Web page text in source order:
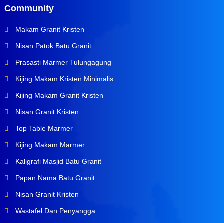
Community
Makam Granit Kristen
Nisan Patok Batu Granit
Prasasti Marmer Tulungagung
Kijing Makam Kristen Minimalis
Kijing Makam Granit Kristen
Nisan Granit Kristen
Top Table Marmer
Kijing Makam Marmer
Kaligrafi Masjid Batu Granit
Papan Nama Batu Granit
Nisan Granit Kristen
Wastafel Dan Penyangga